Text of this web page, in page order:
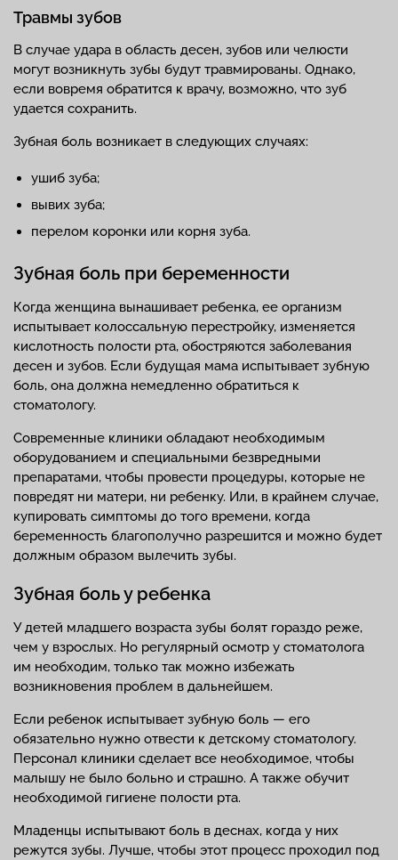
Травмы зубов
В случае удара в область десен, зубов или челюсти
могут возникнуть зубы будут травмированы. Однако,
если вовремя обратится к врачу, возможно, что зуб
удается сохранить.
Зубная боль возникает в следующих случаях:
ушиб зуба;
вывих зуба;
перелом коронки или корня зуба.
Зубная боль при беременности
Когда женщина вынашивает ребенка, ее организм
испытывает колоссальную перестройку, изменяется
кислотность полости рта, обостряются заболевания
десен и зубов. Если будущая мама испытывает зубную
боль, она должна немедленно обратиться к
стоматологу.
Современные клиники обладают необходимым
оборудованием и специальными безвредными
препаратами, чтобы провести процедуры, которые не
повредят ни матери, ни ребенку. Или, в крайнем случае,
купировать симптомы до того времени, когда
беременность благополучно разрешится и можно будет
должным образом вылечить зубы.
Зубная боль у ребенка
У детей младшего возраста зубы болят гораздо реже,
чем у взрослых. Но регулярный осмотр у стоматолога
им необходим, только так можно избежать
возникновения проблем в дальнейшем.
Если ребенок испытывает зубную боль — его
обязательно нужно отвести к детскому стоматологу.
Персонал клиники сделает все необходимое, чтобы
малышу не было больно и страшно. А также обучит
необходимой гигиене полости рта.
Младенцы испытывают боль в деснах, когда у них
режутся зубы. Лучше, чтобы этот процесс проходил под